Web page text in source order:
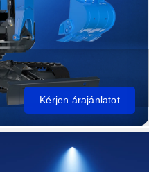
Kérjen árajánlatot